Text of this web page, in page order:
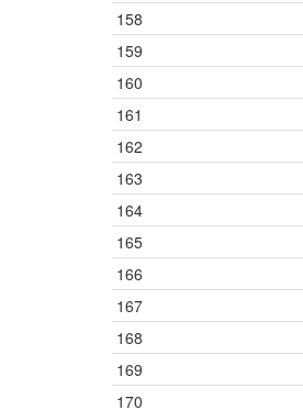
158
159
160
161
162
163
164
165
166
167
168
169
170